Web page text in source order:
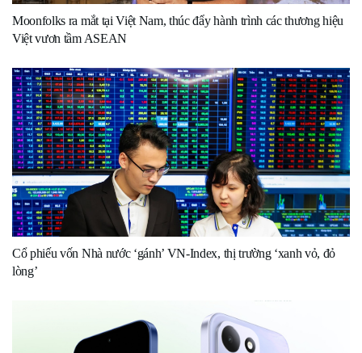
Moonfolks ra mắt tại Việt Nam, thúc đẩy hành trình các thương hiệu
Việt vươn tầm ASEAN
Cổ phiếu vốn Nhà nước ‘gánh’ VN-Index, thị trường ‘xanh vỏ, đỏ
lòng’